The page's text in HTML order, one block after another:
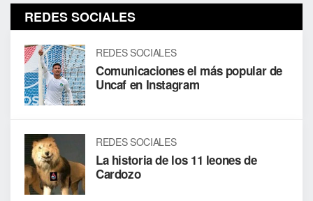
REDES SOCIALES
REDES SOCIALES
Comunicaciones el más popular de
Uncaf en Instagram
REDES SOCIALES
La historia de los 11 leones de
Cardozo